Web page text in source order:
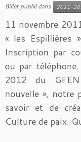
Billet publié dans 2011-
11 novembre
« les Espillières
Inscription par
ou par
2012 du
nouvelle », notre
savoir et de
Culture de paix.